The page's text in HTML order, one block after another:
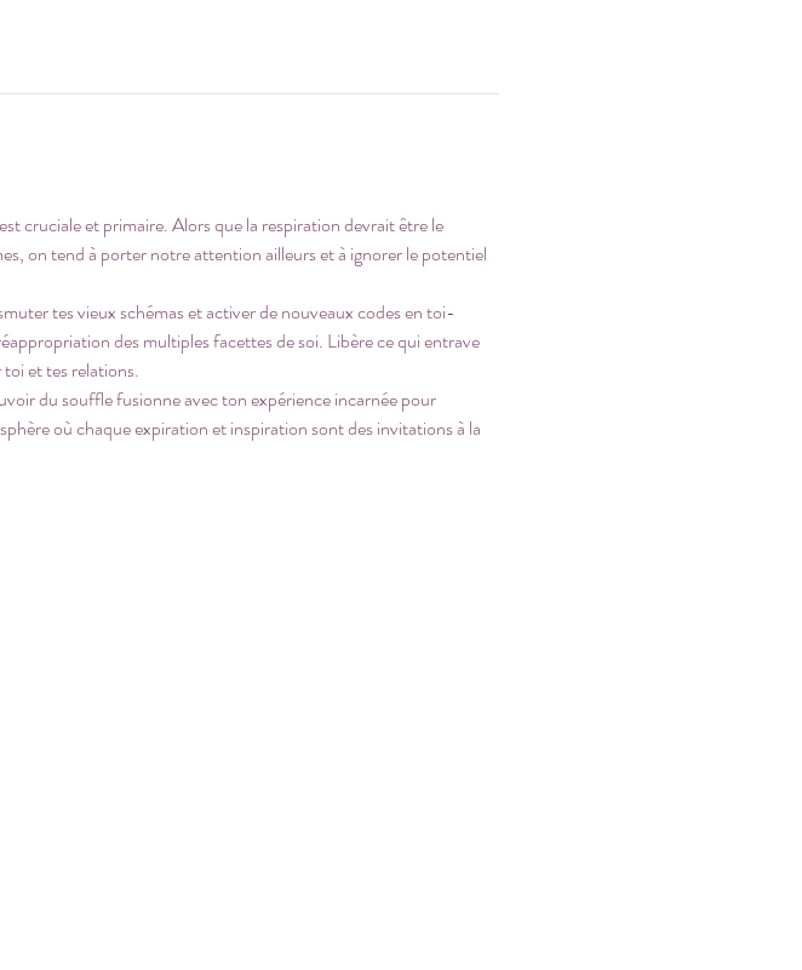
cruciale et primaire. Alors que la respiration devrait être le
on tend à porter notre attention ailleurs et à ignorer le potentiel
tes vieux schémas et activer de nouveaux codes en toi-
des multiples facettes de soi. Libère ce qui entrave
et tes relations.
du souffle fusionne avec ton expérience incarnée pour
où chaque expiration et inspiration sont des invitations à la